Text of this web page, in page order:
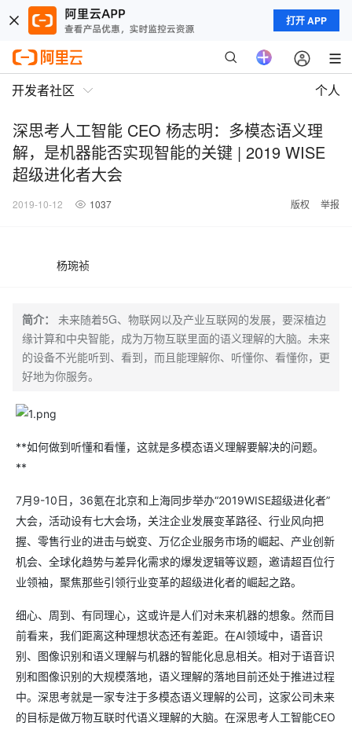
打开 APP
开发者社区 个人
深思考人工智能 CEO 杨志明：多模态语义理
解，是机器能否实现智能的关键 | 2019 WISE
超级进化者大会
2019-10-12 1037 版权 举报
杨琬祯
简介：
未来随着5G、物联网以及产业互联网的发展，要深植边
缘计算和中央智能，成为万物互联里面的语义理解的大脑。未来
的设备不光能听到、看到，而且能理解你、听懂你、看懂你，更
好地为你服务。
**如何做到听懂和看懂，这就是多模态语义理解要解决的问题。
**
7月9-10日，36氪在北京和上海同步举办“2019WISE超级进化者”
大会，活动设有七大会场，关注企业发展变革路径、行业风向把
握、零售行业的进击与蜕变、万亿企业服务市场的崛起、产业创新
机会、全球化趋势与差异化需求的爆发逻辑等议题，邀请超百位行
业领袖，聚焦那些引领行业变革的超级进化者的崛起之路。
细心、周到、有同理心，这或许是人们对未来机器的想象。然而目
前看来，我们距离这种理想状态还有差距。在AI领域中，语音识
别、图像识别和语义理解与机器的智能化息息相关。相对于语音识
别和图像识别的大规模落地，语义理解的落地目前还处于推进过程
中。深思考就是一家专注于多模态语义理解的公司，这家公司未来
的目标是做万物互联时代语义理解的大脑。在深思考人工智能CEO